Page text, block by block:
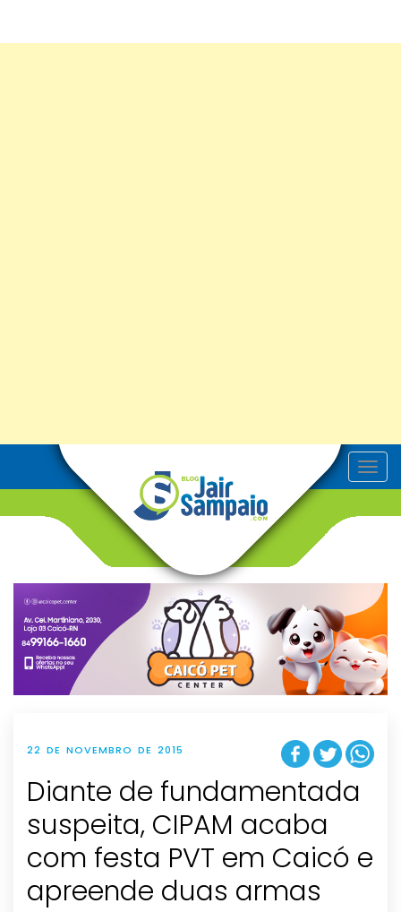
T
o
v
g
t
i
o
n
22 DE NOVEMBRO DE 2015
Diante de fundamentada
suspeita, CIPAM acaba
com festa PVT em Caicó e
apreende duas armas